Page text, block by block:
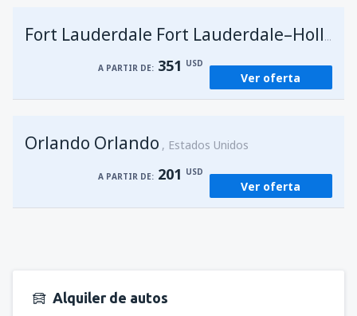
Fort Lauderdale Fort Lauderdale–Hollywood Intl Airport
A PARTIR DE: 351 USD
Ver oferta
Orlando Orlando Estados Unidos
A PARTIR DE: 201 USD
Ver oferta
Alquiler de autos